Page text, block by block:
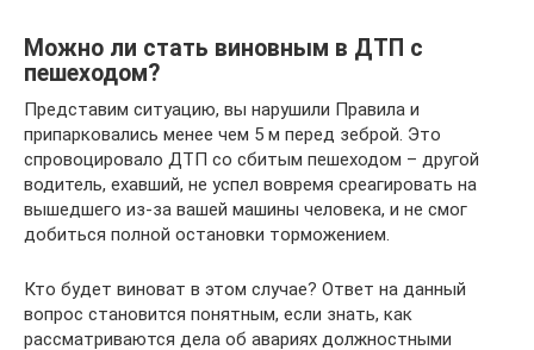
Можно ли стать виновным в ДТП с
пешеходом?
Представим ситуацию, вы нарушили Правила и
припарковались менее чем 5 м перед зеброй. Это
спровоцировало ДТП со сбитым пешеходом – другой
водитель, ехавший, не успел вовремя среагировать на
вышедшего из-за вашей машины человека, и не смог
добиться полной остановки торможением.
Кто будет виноват в этом случае? Ответ на данный
вопрос становится понятным, если знать, как
рассматриваются дела об авариях должностными